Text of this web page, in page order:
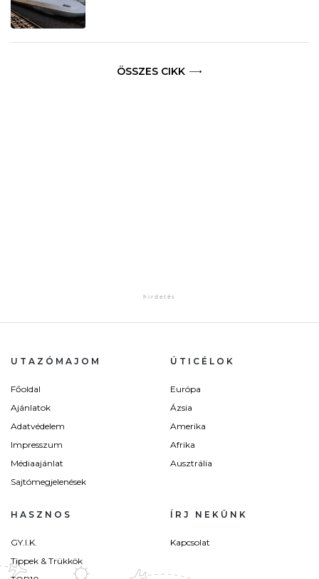
ÖSSZES CIKK
UTAZÓMAJOM
Főoldal
Ajánlatok
Adatvédelem
Impresszum
Médiaajánlat
Sajtómegjelenések
ÚTICÉLOK
Európa
Ázsia
Amerika
Afrika
Ausztrália
HASZNOS
GY.I.K.
Tippek & Trükkök
ÍRJ NEKÜNK
Kapcsolat